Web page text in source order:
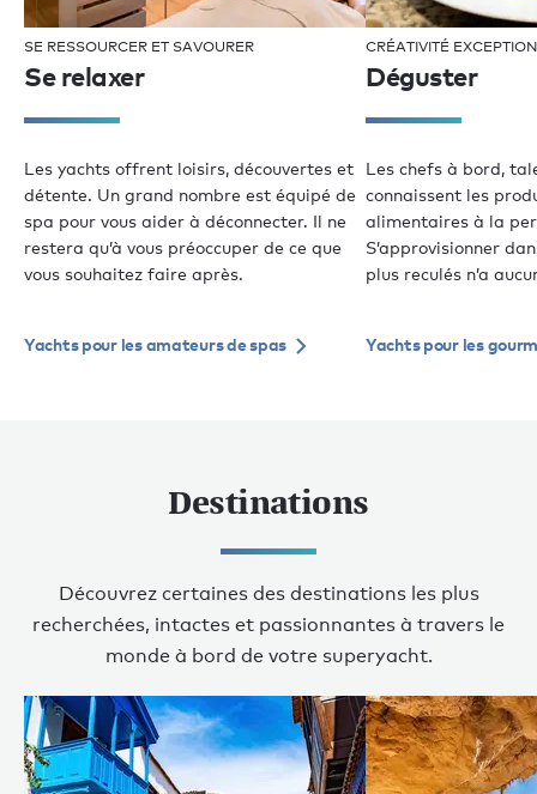
SE RESSOURCER ET SAVOURER
Se relaxer
Les yachts offrent loisirs, découvertes et
détente. Un grand nombre est équipé de
spa pour vous aider à déconnecter. Il ne
restera qu’à vous préoccuper de ce que
vous souhaitez faire après.
Yachts pour les amateurs de spas
CRÉATIVITÉ
Déguster
Les chefs à bord,
connaissent les
alimentaires à la
S’approvisionner
plus reculés n’a
Yachts pour les
Destinations
Découvrez certaines des destinations les plus
recherchées, intactes et passionnantes à travers le
monde à bord de votre superyacht.